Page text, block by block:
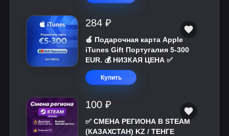
284 ₽
🍎 Подарочная карта Apple
iTunes Gift Португалия 5-300
EUR. 💰 НИЗКАЯ ЦЕНА ✅
Купить
100 ₽
✅ СМЕНА РЕГИОНА В STEAM
(КАЗАХСТАН) KZ / ТЕНГЕ